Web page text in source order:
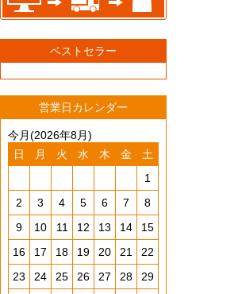
ベストセラー
営業日カレンダー
今月(2026年8月)
日
月 火 水 木 金
土
1
2
3 4 5 6 7
8
9
10 11 12 13 14
15
16
17 18 19 20 21
22
23
24 25 26 27 28
29